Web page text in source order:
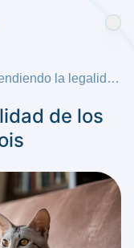
Comprendiendo la legalidad de los gatos Savannah en Illinois
de los